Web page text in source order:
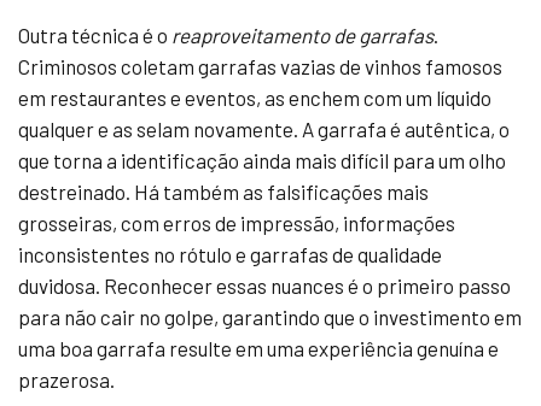
Outra técnica é o reaproveitamento de garrafas.
Criminosos coletam garrafas vazias de vinhos famosos
em restaurantes e eventos, as enchem com um líquido
qualquer e as selam novamente. A garrafa é autêntica, o
que torna a identificação ainda mais difícil para um olho
destreinado. Há também as falsificações mais
grosseiras, com erros de impressão, informações
inconsistentes no rótulo e garrafas de qualidade
duvidosa. Reconhecer essas nuances é o primeiro passo
para não cair no golpe, garantindo que o investimento em
uma boa garrafa resulte em uma experiência genuína e
prazerosa.